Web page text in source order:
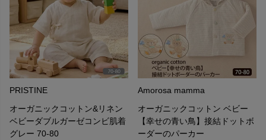
PRISTINE
オーガニックコットン&リネン
ベビーダブルガーゼコンビ肌着
グレー 70-80
Amorosa mamma
オーガニックコットン ベビー
【幸せの青い鳥】接結ドットボ
ーダーのパーカー